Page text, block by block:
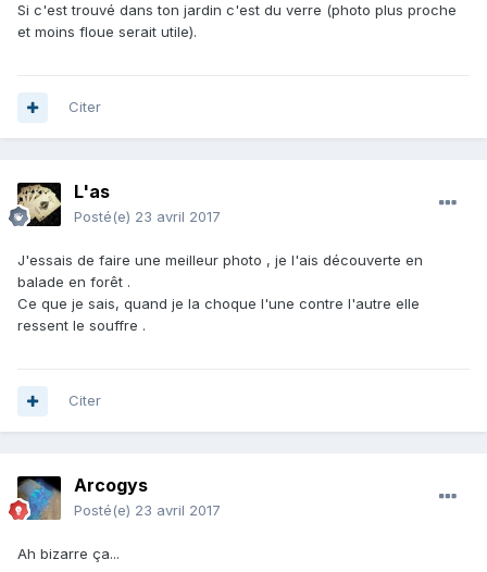
Si c'est trouvé dans ton jardin c'est du verre (photo plus proche
et moins floue serait utile).
Citer
L'as
Posté(e) 23 avril 2017
J'essais de faire une meilleur photo , je l'ais découverte en
balade en forêt .
Ce que je sais, quand je la choque l'une contre l'autre elle
ressent le souffre .
Citer
Arcogys
Posté(e) 23 avril 2017
Ah bizarre ça...